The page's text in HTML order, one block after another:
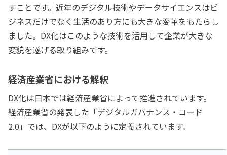
すことです。近年のデジタル技術やデータサイエンスはビ
ジネスだけでなく生活のあり方にも大きな変革をもたらし
ました。DX化はこのような技術を活用して企業が大きな
変貌を遂げる取り組みです。
経済産業省における解釈
DX化は日本では経済産業省によって推進されています。
経済産業省の発表した「デジタルガバナンス・コード
2.0」では、DXが以下のように定義されています。